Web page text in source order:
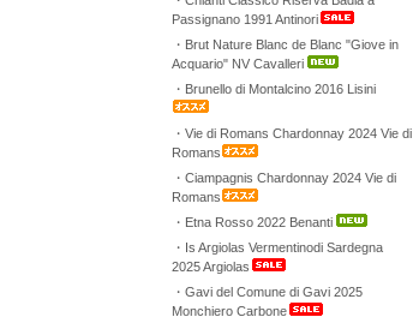
Passignano 1991 Antinori
・Brut Nature Blanc de Blanc "Giove in
Acquario" NV Cavalleri
・Brunello di Montalcino 2016 Lisini
・Vie di Romans Chardonnay 2024 Vie di
Romans
・Ciampagnis Chardonnay 2024 Vie di
Romans
・Etna Rosso 2022 Benanti
・Is Argiolas Vermentinodi Sardegna
2025 Argiolas
・Gavi del Comune di Gavi 2025
Monchiero Carbone